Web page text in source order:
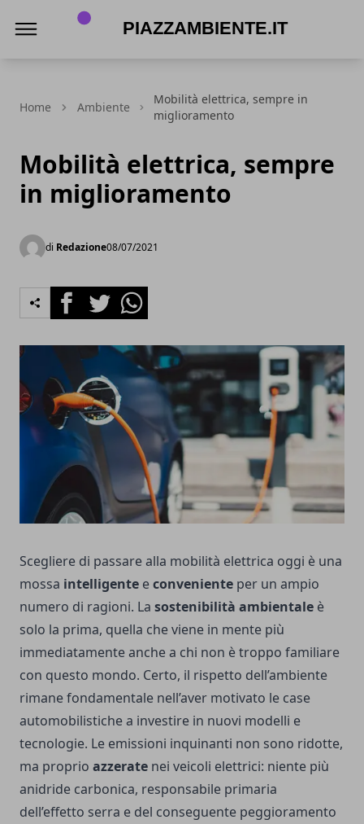
Home Ambiente
Mobilità elettrica, sempre in
miglioramento
Mobilità elettrica, sempre
in miglioramento
di Redazione08/07/2021
FacebookTwitterWhatsapp
Scegliere di passare alla mobilità elettrica oggi è una
mossa intelligente econveniente per un ampio
numero di ragioni. La sostenibilità ambientale è
solo la prima, quella che viene in mente più
immediatamente anche a chi non è troppo familiare
con questo mondo. Certo, il rispetto dell’ambiente
rimane fondamentale nell’aver motivato le case
automobilistiche a investire in nuovi modelli e
tecnologie. Le emissioni inquinanti non sono ridotte,
ma proprio azzerate nei veicoli elettrici: niente più
anidride carbonica, responsabile primaria
dell’effetto serra e del conseguente peggioramento